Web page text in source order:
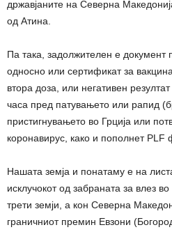
државјаните на Северна
од Атина.
Па така, задолжителен е документ
односно или сертификат за
втора доза, или негативен
часа пред патувањето или рапид
пристигнувањето во Грција или
коронавирус, како и пополнет PLF
Нашата земја и понатаму е на
исклучокот од забраната за влез
трети земји, а кон Северна
граничниот премин Евзони